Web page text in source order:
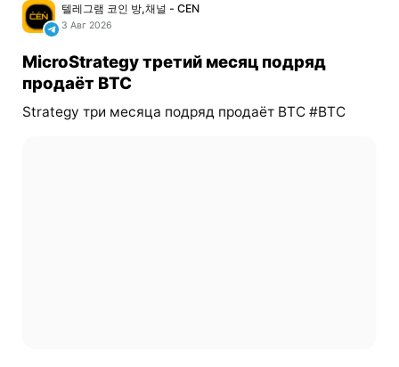
텔레그램 코인 방,채널 - CEN
3 Авг 2026
MicroStrategy третий месяц подряд
продаёт BTC
Strategy три месяца подряд продаёт BTC #BTC